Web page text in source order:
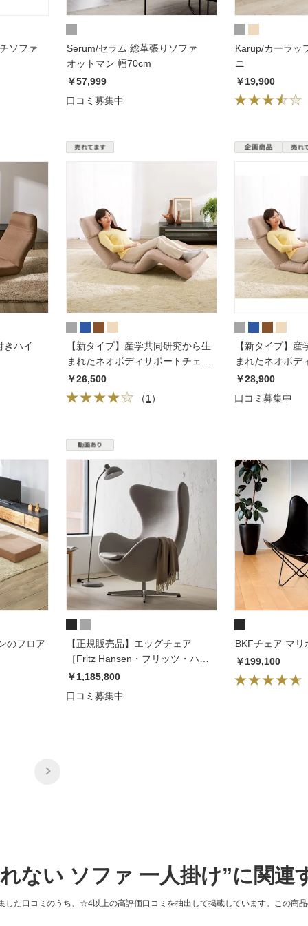
ッタ カウチソファ
Serum/セラム 総革張りソファ
オットマン 幅70cm
￥57,999
口コミ募集中
Karup/カーラッ
ニ
￥19,900
きハイ
【新タイプ】産学共同研究から生
まれたネオボディサポートチェア
II・幅59cm
￥26,500
（1 ）
【新タイプ】
まれたネオボデ
ワイド・幅67cm
￥28,900
口コミ募集中
のフロア
【正規販売品】エッグチェア
［Fritz Hansen・フリッツ・ハン
セン/デザイン：アルネ・ヤコブセ
ン］【開梱設置料金込み】
￥1,185,800
口コミ募集中
BKFチェア マリ
￥199,100
ない ソファ 一人掛け”に関連
した口コミのうち、☆4以上の高評価口コミを抽出して掲載しています。この商